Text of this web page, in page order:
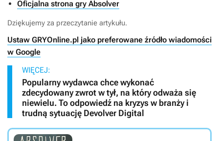
Oficjalna strona gry Absolver
Dziękujemy za przeczytanie artykułu.
Ustaw GRYOnline.pl jako preferowane źródło wiadomości
w Google
WIĘCEJ:
Popularny wydawca chce wykonać
zdecydowany zwrot w tył, na który odważa się
niewielu. To odpowiedź na kryzys w branży i
trudną sytuację Devolver Digital